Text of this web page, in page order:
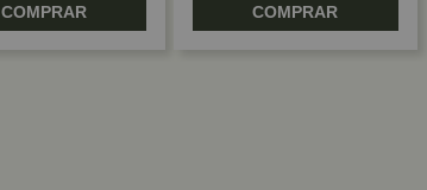
COMPRAR COMPRAR